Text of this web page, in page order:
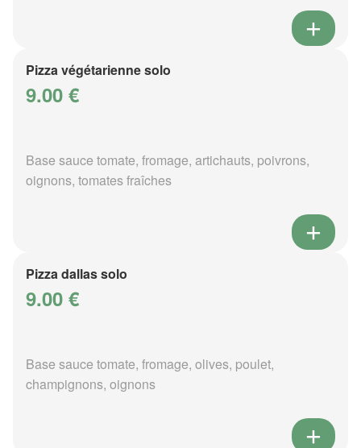
Pizza végétarienne solo
9.00 €
Base sauce tomate, fromage, artichauts, poivrons,
oignons, tomates fraîches
Pizza dallas solo
9.00 €
Base sauce tomate, fromage, olives, poulet,
champignons, oignons